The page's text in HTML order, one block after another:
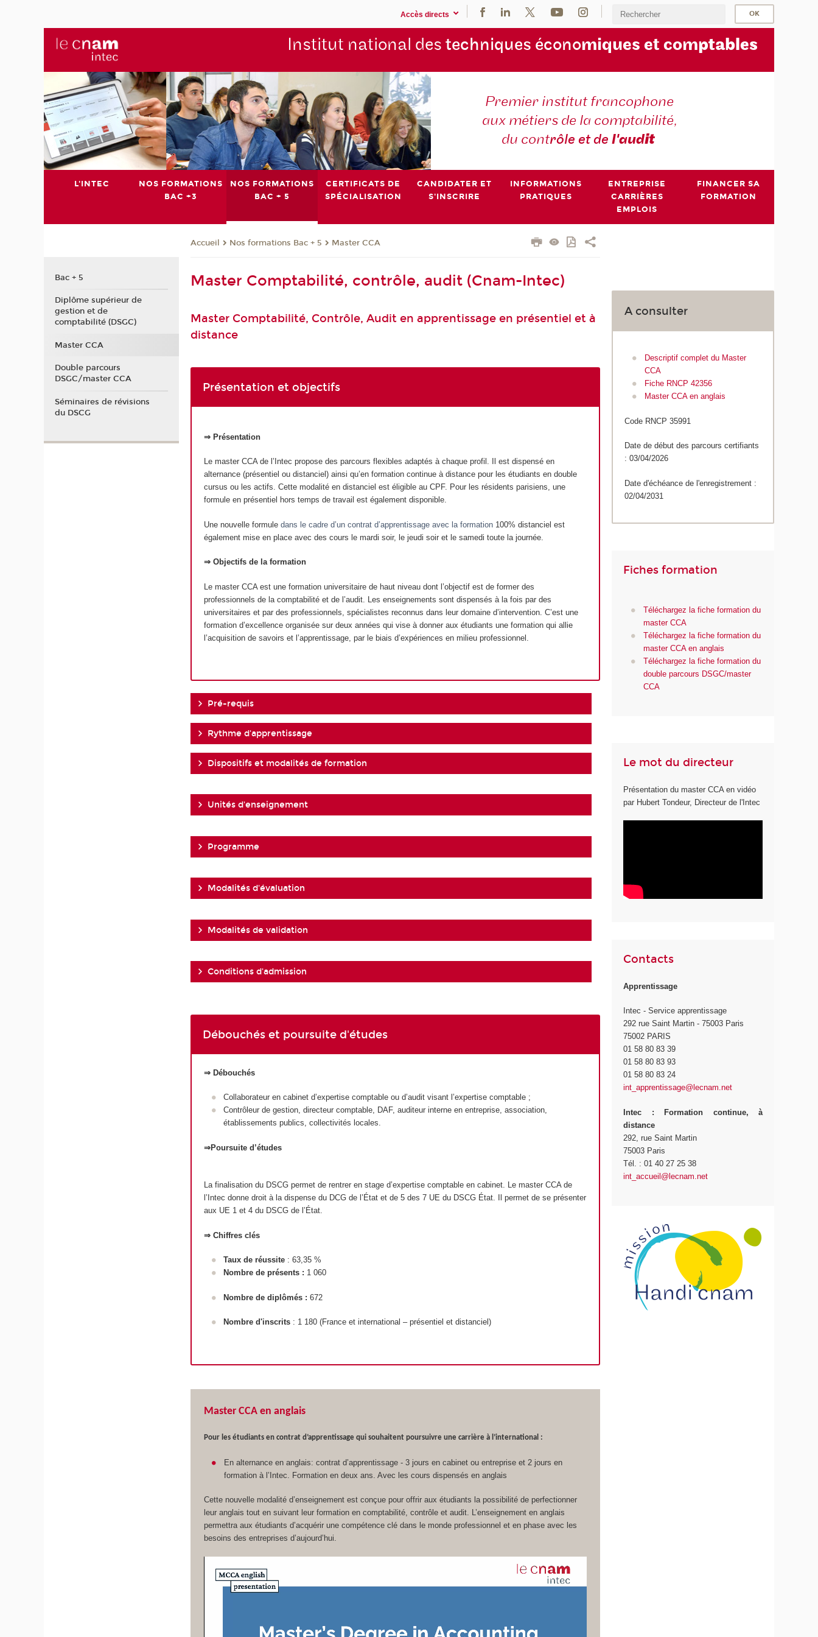
Accès directs
Institut national des techniques économiques et comptables
Premier institut francophone
aux métiers de la comptabilité,
du contrôle et del'audit
L'INTEC
NOS FORMATIONS
BAC +3
NOS FORMATIONS
BAC + 5
CERTIFICATS DE
SPÉCIALISATION
CANDIDATER ET
S'INSCRIRE
INFORMATIONS
PRATIQUES
ENTREPRISE
CARRIÈRES
EMPLOIS
FINANCER SA
FORMATION
Accueil Nos formations Bac + 5 Master CCA
Master Comptabilité, contrôle, audit (Cnam-Intec)
Master Comptabilité, Contrôle, Audit en apprentissage en présentiel et à
distance
Présentation et objectifs
⇒ Présentation
Le master CCA de l’Intec propose des parcours flexibles adaptés à chaque profil. Il est dispensé en
alternance (présentiel ou distanciel) ainsi qu’en formation continue à distance pour les étudiants en double
cursus ou les actifs. Cette modalité en distanciel est éligible au CPF. Pour les résidents parisiens, une
formule en présentiel hors temps de travail est également disponible.
Une nouvelle formule dans le cadre d’un contrat d’apprentissage avec la formation 100% distanciel est
également mise en place avec des cours le mardi soir, le jeudi soir et le samedi toute la journée.
⇒ Objectifs de la formation
Le master CCA est une formation universitaire de haut niveau dont l’objectif est de former des
professionnels de la comptabilité et de l’audit. Les enseignements sont dispensés à la fois par des
universitaires et par des professionnels, spécialistes reconnus dans leur domaine d’intervention. C’est une
formation d’excellence organisée sur deux années qui vise à donner aux étudiants une formation qui allie
l’acquisition de savoirs et l’apprentissage, par le biais d’expériences en milieu professionnel.
Pré-requis
Rythme d'apprentissage
Dispositifs et modalités de formation
Unités d'enseignement
Programme
Modalités d'évaluation
Modalités de validation
Conditions d'admission
Débouchés et poursuite d'études
⇒ Débouchés
Collaborateur en cabinet d’expertise comptable ou d’audit visant l’expertise comptable ;
Contrôleur de gestion, directeur comptable, DAF, auditeur interne en entreprise, association,
établissements publics, collectivités locales.
⇒Poursuite d’études
La finalisation du DSCG permet de rentrer en stage d’expertise comptable en cabinet. Le master CCA de
l’Intec donne droit à la dispense du DCG de l’État et de 5 des 7 UE du DSCG État. Il permet de se présenter
aux UE 1 et 4 du DSCG de l’État.
⇒ Chiffres clés
Taux de réussite : 63,35 %
Nombre de présents : 1 060
Nombre de diplômés : 672
Nombre d'inscrits : 1 180 (France et international – présentiel et distanciel)
Master CCA en anglais
Pour les étudiants en contrat d’apprentissage qui souhaitent poursuivre une carrière à l’international :
En alternance en anglais: contrat d’apprentissage - 3 jours en cabinet ou entreprise et 2 jours en
formation à l’Intec. Formation en deux ans. Avec les cours dispensés en anglais
Cette nouvelle modalité d’enseignement est conçue pour offrir aux étudiants la possibilité de perfectionner
leur anglais tout en suivant leur formation en comptabilité, contrôle et audit. L’enseignement en anglais
permettra aux étudiants d’acquérir une compétence clé dans le monde professionnel et en phase avec les
besoins des entreprises d’aujourd’hui.
A consulter
Descriptif complet du Master
CCA
Fiche RNCP 42356
Master CCA en anglais
Code RNCP 35991
Date de début des parcours certifiants
: 03/04/2026
Date d'échéance de l'enregistrement :
02/04/2031
Fiches formation
Téléchargez la fiche formation du
master CCA
Téléchargez la fiche formation du
master CCA en anglais
Téléchargez la fiche formation du
double parcours DSGC/master
CCA
Le mot du directeur
Présentation du master CCA en vidéo
par Hubert Tondeur, Directeur de l'Intec
Contacts
Apprentissage
Intec - Service apprentissage
292 rue Saint Martin - 75003 Paris
75002 PARIS
01 58 80 83 39
01 58 80 83 93
01 58 80 83 24
int_apprentissage@lecnam.net
Intec : Formation continue, à
distance
292, rue Saint Martin
75003 Paris
Tél. : 01 40 27 25 38
int_accueil@lecnam.net
Bac + 5
Diplôme supérieur de
gestion et de
comptabilité (DSGC)
Master CCA
Double parcours
DSGC/master CCA
Séminaires de révisions
du DSCG